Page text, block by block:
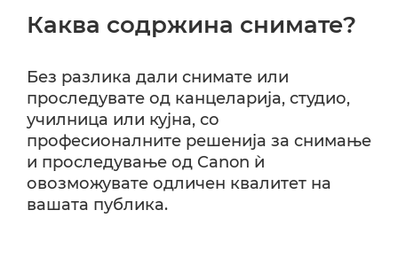
Каква содржина снимате?
Без разлика дали снимате или
проследувате од канцеларија, студио,
училница или кујна, со
професионалните решенија за снимање
и проследување од Canon ѝ
овозможувате одличен квалитет на
вашата публика.